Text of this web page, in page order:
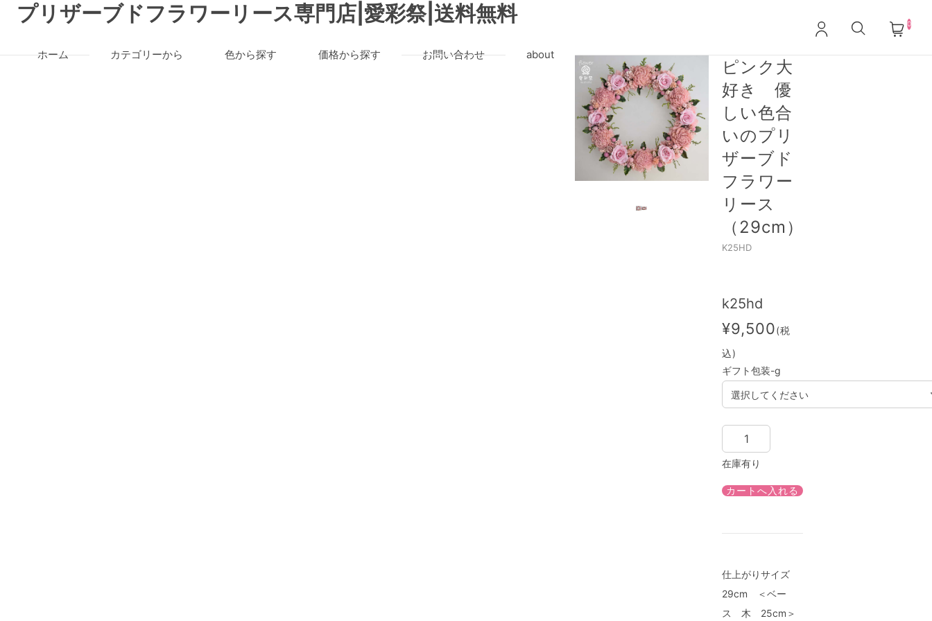
プリザーブドフラワーリース専門店|愛彩祭|送料無料 0
ホーム カテゴリーから 色から探す 価格から探す お問い合わせ about
ピンク大
好き 優
しい色合
いのプリ
ザーブド
フラワー
リース
（29cm）
K25HD
k25hd
¥9,500(税
込)
ギフト包装-g
在庫有り
仕上がりサイズ
29cm ＜ベー
ス 木 25cm＞